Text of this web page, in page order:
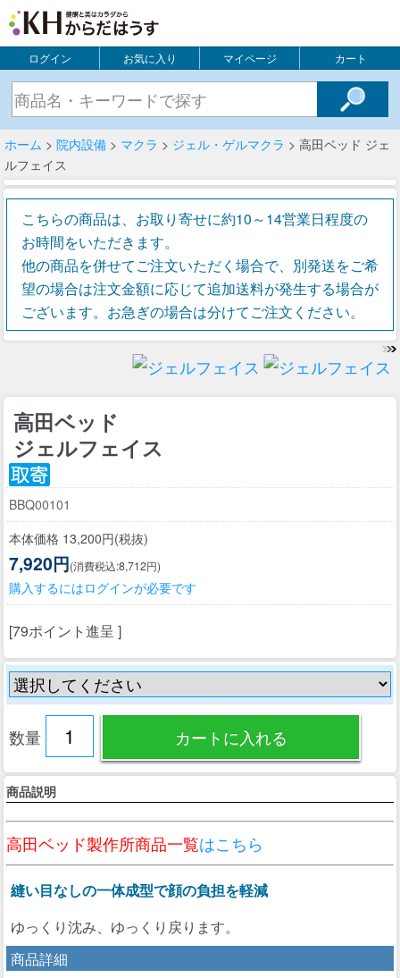
ログイン お気に入り マイページ カート
ホーム > 院内設備 > マクラ > ジェル・ゲルマクラ > 高田ベッド ジェ
ルフェイス
こちらの商品は、お取り寄せに約10～14営業日程度の
お時間をいただきます。
他の商品を併せてご注文いただく場合で、別発送をご希
望の場合は注文金額に応じて追加送料が発生する場合が
ございます。お急ぎの場合は分けてご注文ください。
高田ベッド
ジェルフェイス
BBQ00101
本体価格 13,200円(税抜)
7,920円(消費税込:8,712円)
購入するにはログインが必要です
[79ポイント進呈 ]
数量
商品説明
高田ベッド製作所商品一覧はこちら
縫い目なしの一体成型で顔の負担を軽減
ゆっくり沈み、ゆっくり戻ります。
商品詳細